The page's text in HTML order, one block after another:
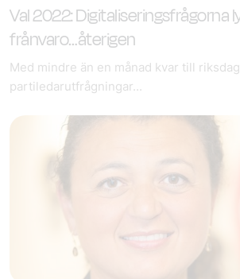
Val 2022: Digitaliseringsfrågorna
frånvaro…återigen
Med mindre än en månad kvar till
partiledarutfrågningar...